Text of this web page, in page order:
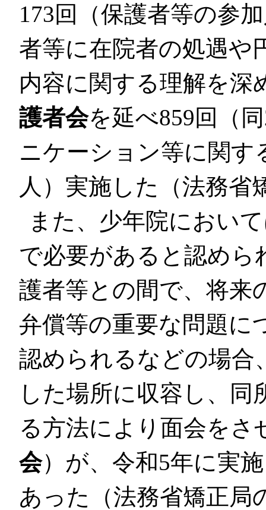
173回（保護者等の参
者等に在院者の処遇や
内容に関する理解を深
護者会を延べ859回（
ニケーション等に関す
人）実施した（法務省
また、少年院におい
で必要があると認めら
護者等との間で、将来
弁償等の重要な問題に
認められるなどの場合
した場所に収容し、
る方法により面会をさ
会）が、令和5年に実
あった（法務省矯正局